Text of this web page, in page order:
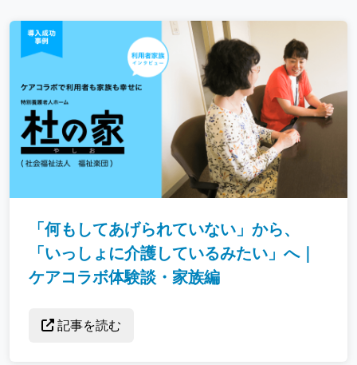
「何もしてあげられていない」から、
「いっしょに介護しているみたい」へ｜
ケアコラボ体験談・家族編
記事を読む